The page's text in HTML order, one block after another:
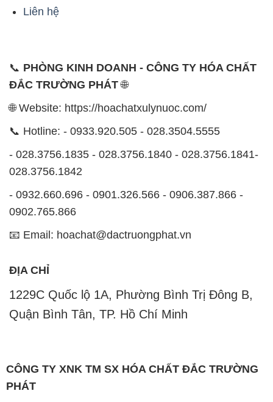
Liên hệ
📞 PHÒNG KINH DOANH - CÔNG TY HÓA CHẤT
ĐẮC TRƯỜNG PHÁT🌐
🌐 Website: https://hoachatxulynuoc.com/
📞 Hotline: - 0933.920.505 - 028.3504.5555
- 028.3756.1835 - 028.3756.1840 - 028.3756.1841-
028.3756.1842
- 0932.660.696 - 0901.326.566 - 0906.387.866 -
0902.765.866
📧 Email: hoachat@dactruongphat.vn
ĐỊA CHỈ
1229C Quốc lộ 1A, Phường Bình Trị Đông B,
Quận Bình Tân, TP. Hồ Chí Minh
CÔNG TY XNK TM SX HÓA CHẤT ĐẮC TRƯỜNG
PHÁT